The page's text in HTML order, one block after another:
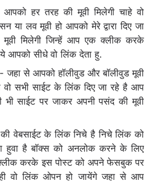
आपको हर तरह की मूवी मिलेगी चाहे वो
लव मूवी हो आपको मेरे द्वारा दिए जा
मिलेगी जिन्हें आप एक क्लीक करके
आपको सीधे वो लिंक देता हु.
से आपको हॉलीवुड और बॉलीवुड मूवी
वो सभी साईट के लिंक दिए जा रहे है आप
साईट पर जाकर अपनी पसंद की मूवी
वेबसाईट के लिंक निचे है निचे लिंक को
हुवा है बॉक्स को अनलोक करने के लिए
करके इस पोस्ट को अपने फेसबुक पर
वो लिंक ओपन हो जायेंगे जहा से आप